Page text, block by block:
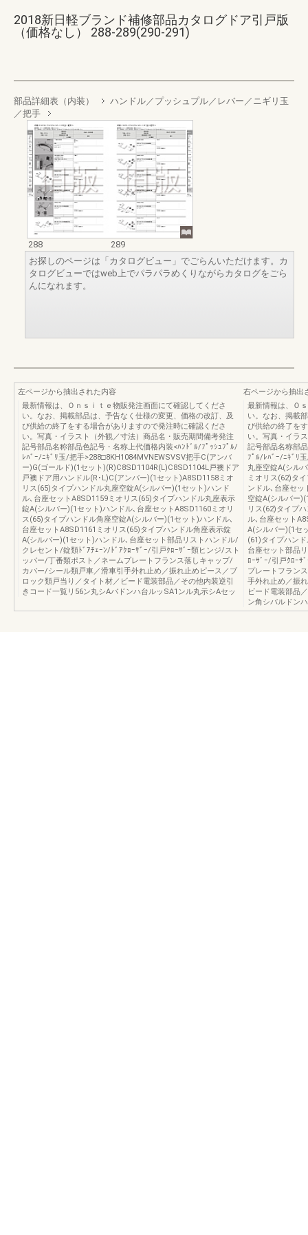
2018新日軽ブランド補修部品カタログドア引戸版
（価格なし） 288-289(290-291)
部品詳細表（内装）
ハンドル／プッシュプル／レバー／ニギリ玉
／把手
288
289
お探しのページは「カタログビュー」でごらんいただけます。カ
タログビューではweb上でパラパラめくりながらカタログをごら
んになれます。
左ページから抽出された内容
最新情報は、Ｏｎｓｉｔｅ物販発注画面にて確認してくださ
い。なお、掲載部品は、予告なく仕様の変更、価格の改訂、及
び供給の終了をする場合がありますので発注時に確認くださ
い。写真・イラスト（外観／寸法）商品名・販売期間備考発注
記号部品名称部品色記号・名称上代価格内装<ﾊﾝﾄﾞﾙ/ﾌﾟｯｼｭﾌﾟﾙ/
ﾚﾊﾞｰ/ﾆｷﾞﾘ玉/把手>288□8KH1084MVNEWSVSV把手C(アンバ
ー)G(ゴールド)(1セット)(R)C8SD1104R(L)C8SD1104L戸襖ドア
戸襖ドア用ハンドル(R･L)C(アンバー)(1セット)A8SD1158ミオ
リス(65)タイプハンドル丸座空錠A(シルバー)(1セット)ハンド
ル､台座セットA8SD1159ミオリス(65)タイプハンドル丸座表示
錠A(シルバー)(1セット)ハンドル､台座セットA8SD1160ミオリ
ス(65)タイプハンドル角座空錠A(シルバー)(1セット)ハンドル､
台座セットA8SD1161ミオリス(65)タイプハンドル角座表示錠
A(シルバー)(1セット)ハンドル､台座セット部品リストハンドル/
クレセント/錠類ﾄﾞｱﾁｪｰﾝ/ﾄﾞｱｸﾛｰｻﾞｰ/引戸ｸﾛｰｻﾞｰ類ヒンジ/スト
ッパー/丁番類ポスト／ネームプレートフランス落しキャップ/
カバー/シール類戸車／滑車引手外れ止め／振れ止めピース／ブ
ロック類戸当り／タイト材／ビード電装部品／その他内装逆引
きコード一覧リ56ン丸シAバドンハ台ルッSA1ンル丸示シAセッ
右ページから抽出
最新情報は、Ｏ
い。なお、掲載
び供給の終了を
い。写真・イラ
記号部品名称部
ﾌﾟﾙ/ﾚﾊﾞｰ/ﾆｷﾞﾘ
丸座空錠A(シル
ミオリス(62)タ
ンドル､台座セッ
空錠A(シルバー
リス(62)タイプ
ル､台座セット
A(シルバー)(1セ
(61)タイプハン
台座セット部品
ﾛｰｻﾞｰ/引戸ｸﾛｰｻ
プレートフラン
手外れ止め／振
ビード電装部品
ン角シバルドン